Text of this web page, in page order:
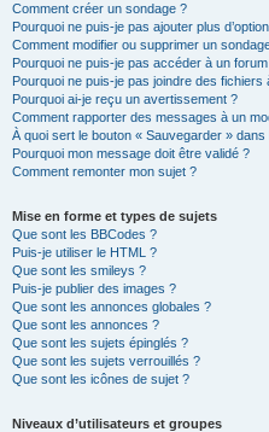
Comment créer un sondage ?
Pourquoi ne puis-je pas ajouter plus
Comment modifier ou supprimer un
Pourquoi ne puis-je pas accéder à un
Pourquoi ne puis-je pas joindre des fichiers
Pourquoi ai-je reçu un avertissement ?
Comment rapporter des messages à un
À quoi sert le bouton « Sauvegarder »
Pourquoi mon message doit être validé ?
Comment remonter mon sujet ?
Mise en forme et types de sujets
Que sont les BBCodes ?
Puis-je utiliser le HTML ?
Que sont les smileys ?
Puis-je publier des images ?
Que sont les annonces globales ?
Que sont les annonces ?
Que sont les sujets épinglés ?
Que sont les sujets verrouillés ?
Que sont les icônes de sujet ?
Niveaux d’utilisateurs et groupes